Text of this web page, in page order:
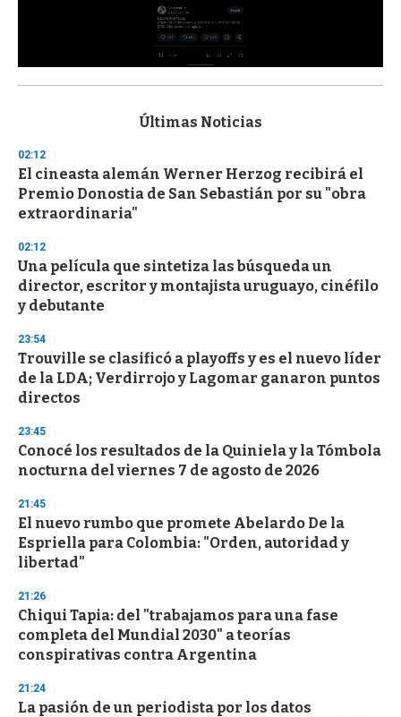
s
d
s
o
f
3
s
e
c
o
n
d
Últimas Noticias
02:12
El cineasta alemán Werner Herzog recibirá el
Premio Donostia de San Sebastián por su "obra
extraordinaria"
02:12
Una película que sintetiza las búsqueda un
director, escritor y montajista uruguayo, cinéfilo
y debutante
23:54
Trouville se clasificó a playoffs y es el nuevo líder
de la LDA; Verdirrojo y Lagomar ganaron puntos
directos
23:45
Conocé los resultados de la Quiniela y la Tómbola
nocturna del viernes 7 de agosto de 2026
21:45
El nuevo rumbo que promete Abelardo De la
Espriella para Colombia: "Orden, autoridad y
libertad"
21:26
Chiqui Tapia: del "trabajamos para una fase
completa del Mundial 2030" a teorías
conspirativas contra Argentina
21:24
La pasión de un periodista por los datos